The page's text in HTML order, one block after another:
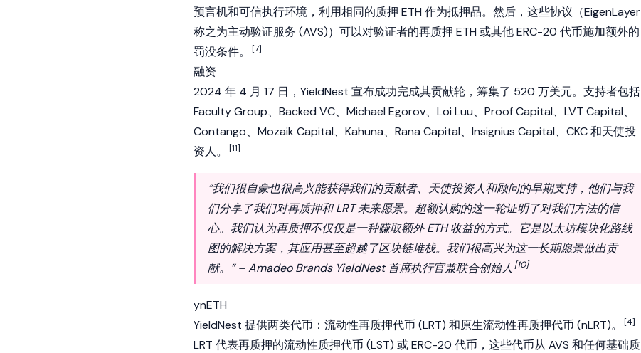
预言机和可信执行环境，利用相同的质押 ETH 作为抵押品。然后，这些协议（EigenLayer
称之为主动验证服务 (AVS)）可以对验证者的再质押 ETH 或其他ERC-20 代币施加额外的
罚没条件。
[7]
融资
2024 年 4 月 17 日，YieldNest 宣布成功完成其贡献轮，筹集了 520 万美元。支持者包括
Faculty Group、Backed VC、 Michael Egorov、 Loi Luu、Proof Capital、LVT Capital、
Contango、Mozaik Capital、Kahuna、Rana Capital、Insignius Capital、CKC 和天使投
资人。
[11]
“我们很自豪也很高兴能获得我们的贡献者、天使投资人和顾问的早期支持，他们与我
们分享了我们对再质押和 LRT 未来愿景。超额认购的这一轮证明了对我们方法的信
心。我们认为再质押不仅仅是一种赚取额外 ETH 收益的方式。它是以太坊模块化路线
图的解决方案，其应用甚至超越了区块链堆栈。我们很高兴为这一长期愿景做出贡
献。” – Amadeo Brands YieldNest 首席执行官兼联合创始人 [10]
ynETH
YieldNest 提供两类代币：流动性再质押代币 (LRT) 和原生流动性再质押代币 (nLRT)。
[4]
LRT 代表再质押的流动性质押代币 (LST) 或ERC-20 代币，这些代币从 AVS 和任何基础质